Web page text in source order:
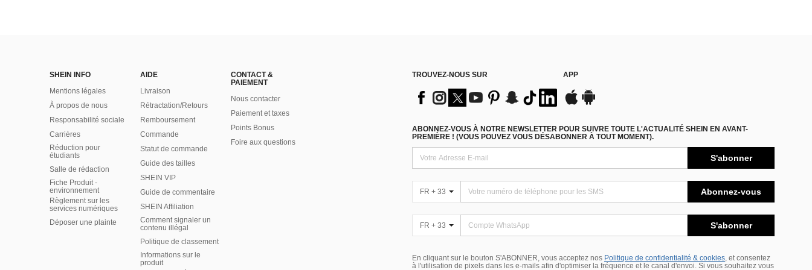
SHEIN INFO
Mentions légales
À propos de nous
Responsabilité sociale
Carrières
Réduction pour
étudiants
Salle de rédaction
Fiche Produit -
environnement
Règlement sur les
services numériques
Déposer une plainte
AIDE
Livraison
Rétractation/Retours
Remboursement
Commande
Statut de commande
Guide des tailles
SHEIN VIP
Guide de commentaire
SHEIN Affiliation
Comment signaler un
contenu illégal
Politique de classement
Informations sur le
produit
CONTACT &
PAIEMENT
Nous contacter
Paiement et taxes
Points Bonus
Foire aux questions
TROUVEZ-NOUS SUR APP
ABONNEZ-VOUS À NOTRE NEWSLETTER POUR SUIVRE TOUTE L'ACTUALITÉ SHEIN EN AVANT-
PREMIÈRE ! (VOUS POUVEZ VOUS DÉSABONNER À TOUT MOMENT).
S'abonner
FR + 33 Abonnez-vous
FR + 33 S'abonner
En cliquant sur le bouton S'ABONNER, vous acceptez nos Politique de confidentialité & cookies, et consentez
à l'utilisation de pixels dans les e-mails afin d'optimiser la fréquence et le canal d'envoi. Si vous souhaitez vous